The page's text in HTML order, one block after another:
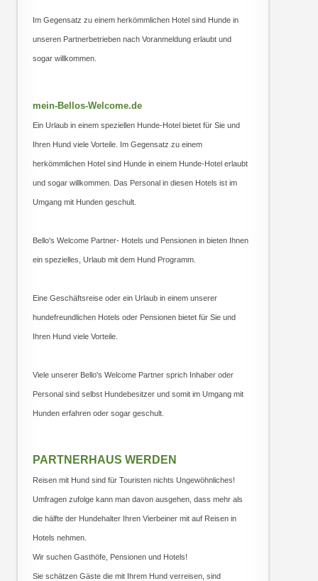
Im Gegensatz zu einem herkömmlichen Hotel sind Hunde in
unseren Partnerbetrieben nach Voranmeldung erlaubt und
sogar willkommen.
mein-Bellos-Welcome.de
Ein Urlaub in einem speziellen Hunde-Hotel bietet für Sie und
Ihren Hund viele Vorteile. Im Gegensatz zu einem
herkömmlichen Hotel sind Hunde in einem Hunde-Hotel erlaubt
und sogar willkommen. Das Personal in diesen Hotels ist im
Umgang mit Hunden geschult.
Bello's Welcome Partner- Hotels und Pensionen in bieten Ihnen
ein spezielles, Urlaub mit dem Hund Programm.
Eine Geschäftsreise oder ein Urlaub in einem unserer
hundefreundlichen Hotels oder Pensionen bietet für Sie und
Ihren Hund viele Vorteile.
Viele unserer Bello's Welcome Partner sprich Inhaber oder
Personal sind selbst Hundebesitzer und somit im Umgang mit
Hunden erfahren oder sogar geschult.
PARTNERHAUS WERDEN
Reisen mit Hund sind für Touristen nichts Ungewöhnliches!
Umfragen zufolge kann man davon ausgehen, dass mehr als
die hälfte der Hundehalter Ihren Vierbeiner mit auf Reisen in
Hotels nehmen.
Wir suchen Gasthöfe, Pensionen und Hotels!
Sie schätzen Gäste die mit Ihrem Hund verreisen, sind